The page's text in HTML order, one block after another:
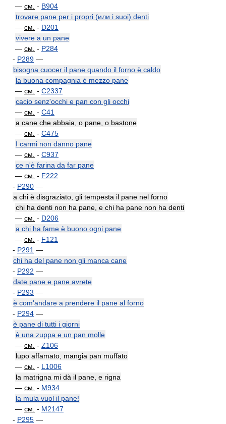
— см. - B904
trovare pane per i propri (или i suoi) denti
— см. - D201
vivere a un pane
— см. - P284
- P289 —
bisogna cuocer il pane quando il forno è caldo
la buona compagnia è mezzo pane
— см. - C2337
cacio senz'occhi e pan con gli occhi
— см. - C41
a cane che abbaia, o pane, o bastone
— см. - C475
I carmi non danno pane
— см. - C937
ce n'è farina da far pane
— см. - F222
- P290 —
a chi è disgraziato, gli tempesta il pane nel forno
chi ha denti non ha pane, e chi ha pane non ha denti
— см. - D206
a chi ha fame è buono ogni pane
— см. - F121
- P291 —
chi ha del pane non gli manca cane
- P292 —
date pane e pane avrete
- P293 —
è com'andare a prendere il pane al forno
- P294 —
è pane di tutti i giorni
è una zuppa e un pan molle
— см. - Z106
lupo affamato, mangia pan muffato
— см. - L1006
la matrigna mi dà il pane, e rigna
— см. - M934
la mula vuol il pane!
— см. - M2147
- P295 —